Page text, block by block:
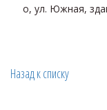
о, ул. Южная,
Назад к списку